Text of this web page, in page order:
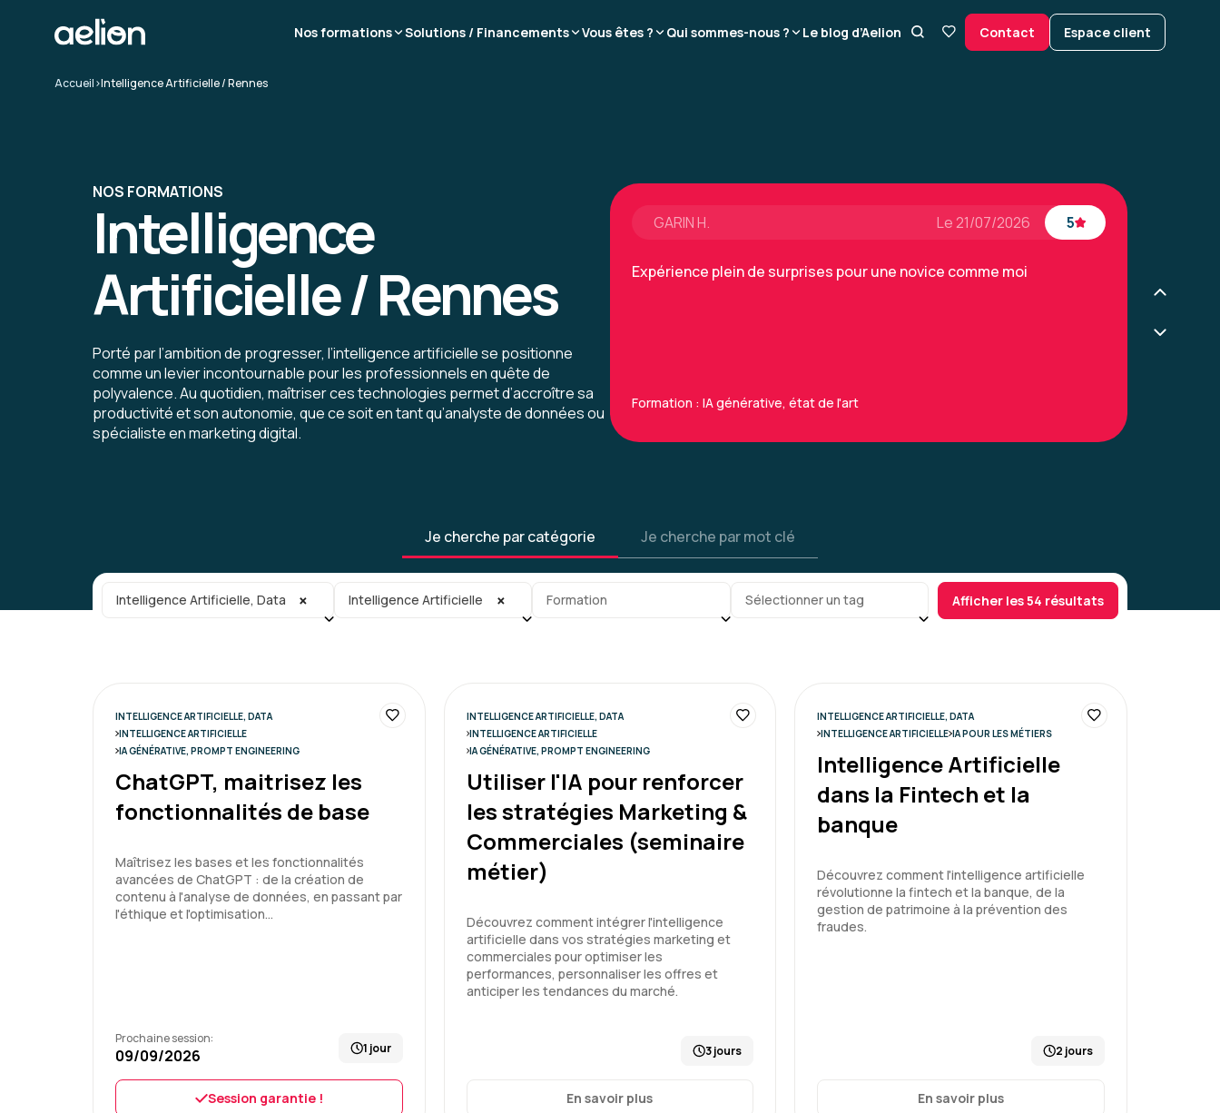
Nos formations Solutions / Financements Vous êtes ? Qui sommes-nous ? Le blog d’Aelion Contact Espace client
Accueil>Intelligence Artificielle / Rennes
NOS FORMATIONS
Intelligence
Artificielle / Rennes
Porté par l’ambition de progresser, l’intelligence artificielle se positionne
comme un levier incontournable pour les professionnels en quête de
polyvalence. Au quotidien, maîtriser ces technologies permet d’accroître sa
productivité et son autonomie, que ce soit en tant qu’analyste de données ou
spécialiste en marketing digital.
environ 2 x 30 mn à cause de déconnexions suite à remise en rote
automatique du VPN. Le formateur ne voyait pas mes déconnexions
et j'ai perdu de ce fait pas mal de ses explications. Dommage !
GARIN H. Le 21/07/2026 5
Expérience plein de surprises pour une novice comme moi
Formation : IA générative, état de l'art
Une formation très intéressantes qui a permis de découvrir de
nouveaux outils et la méthodologie à appliquer. La formatrice était
Delphine C. Le 25/06/2026
Enchantée par cette 1ère expérience, formation très intéressante,
bon équilibre entre la théorie et la pratique
Formation : IA générative, travaillez 3 fois plus vite
Pierre V. 5
Je suis entièrement satisfait de la formation. Etant un novice sur le
Je cherche par catégorie Je cherche par mot clé
Catégorie principale ×
Intelligence Artificielle, Data Sous-catégorie ×
Intelligence Artificielle Sous-sous-catégorie
Formation TagSélectionner un tag Afficher les 54 résultats
INTELLIGENCE ARTIFICIELLE, DATA
INTELLIGENCE ARTIFICIELLE
IA GÉNÉRATIVE, PROMPT ENGINEERING
ChatGPT, maitrisez les
fonctionnalités de base
Maîtrisez les bases et les fonctionnalités
avancées de ChatGPT : de la création de
contenu à l'analyse de données, en passant par
l'éthique et l'optimisation…
Prochaine session:
09/09/2026 1 jour
Session garantie !
INTELLIGENCE ARTIFICIELLE, DATA
INTELLIGENCE ARTIFICIELLE
IA GÉNÉRATIVE, PROMPT ENGINEERING
Utiliser l'IA pour renforcer
les stratégies Marketing &
Commerciales (seminaire
métier)
Découvrez comment intégrer l'intelligence
artificielle dans vos stratégies marketing et
commerciales pour optimiser les
performances, personnaliser les offres et
anticiper les tendances du marché.
3 jours
En savoir plus
INTELLIGENCE ARTIFICIELLE, DATA
INTELLIGENCE ARTIFICIELLE IA POUR LES MÉTIERS
Intelligence Artificielle
dans la Fintech et la
banque
Découvrez comment l'intelligence artificielle
révolutionne la fintech et la banque, de la
gestion de patrimoine à la prévention des
fraudes.
2 jours
En savoir plus